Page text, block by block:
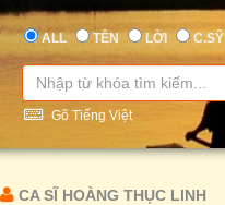
ALL TÊN LỜI C.SỸ
Gõ Tiếng Việt
CA SĨ HOÀNG THỤC LINH